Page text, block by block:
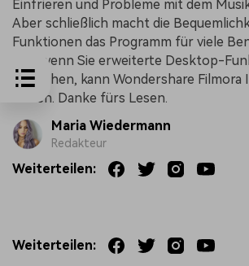
Einfrieren und Probleme mit dem
Aber schließlich macht die
Funktionen das Programm für viele
Und wenn Sie erweiterte Desktop-
wünschen, kann Wondershare Filmora
helfen. Danke fürs Lesen.
Maria Wiedermann
Redakteur
Weiterteilen:
Weiterteilen: